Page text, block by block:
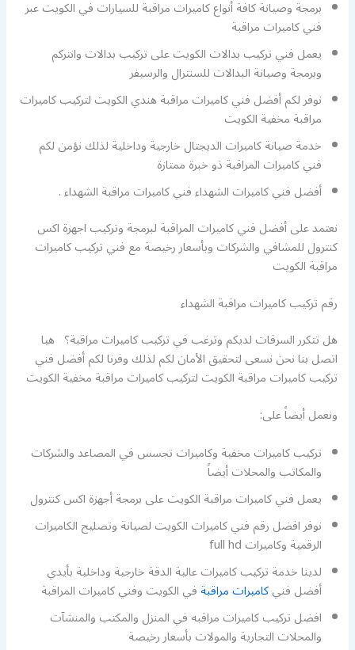
برمجة وصيانة كافة أنواع كاميرات مراقبة للسيارات في الكويت عبر
فني كاميرات مراقبة
يعمل فني تركيب بدالات الكويت على تركيب بدالات وانتركم
وبرمجة وصيانة البدالات للسنترال والرسيفر
نوفر لكم أفضل فني كاميرات مراقبة هندي الكويت لتركيب كاميرات
مراقبة مخفية الكويت
خدمة صيانة كاميرات الديجتال خارجية وداخلية لذلك نؤمن لكم
فني كاميرات المراقبة ذو خبرة ممتازة
أفضل فني كاميرات الشهداء فني كاميرات مراقبة الشهداء .
نعتمد على أفضل فني كاميرات المراقبة لبرمجة وتركيب اجهزة اكس
كنترول للمشافي والشركات وبأسعار رخيصة مع فني تركيب كاميرات
مراقبة الكويت
رقم تركيب كاميرات مراقبة الشهداء
هل تتكرر السرقات لديكم وترغب في تركيب كاميرات مراقبة؟ هيا
اتصل بنا نحن نسعى لتحقيق الأمان لكم لذلك وفرنا لكم أفضل فني
تركيب كاميرات مراقبة الكويت لتركيب كاميرات مراقبة مخفية الكويت
ونعمل أيضاً على:
تركيب كاميرات مخفية وكاميرات تجسس في المصاعد والشركات
والمكاتب والمحلات أيضاً
يعمل فني كاميرات مراقبة الكويت على برمجة أجهزة اكس كنترول
نوفر افضل رقم فني كاميرات الكويت لصيانة وتصليح الكاميرات
الرقمية وكاميرات full hd
لدينا خدمة تركيب كاميرات عالية الدقة خارجية وداخلية بأيدي
أفضل فنيكاميرات مراقبةفي الكويت وفني كاميرات المراقبة
افضل تركيب كاميرات مراقبه في المنزل والمكتب والمنشآت
والمحلات التجارية والمولات بأسعار رخيصة